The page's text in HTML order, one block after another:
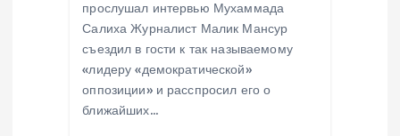
прослушал интервью Мухаммада
Салиха Журналист Малик Мансур
съездил в гости к так называемому
«лидеру «демократической»
оппозиции» и расспросил его о
ближайших…